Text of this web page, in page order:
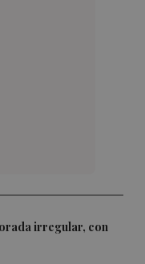
irregular, con